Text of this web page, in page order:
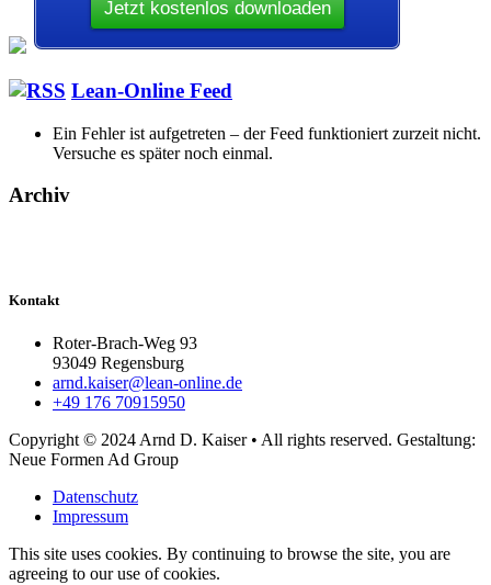
Lean-Online Feed
Ein Fehler ist aufgetreten – der Feed funktioniert zurzeit nicht.
Versuche es später noch einmal.
Archiv
Kontakt
Roter-Brach-Weg 93
93049 Regensburg
arnd.kaiser@lean-online.de
+49 176 70915950
Copyright © 2024 Arnd D. Kaiser • All rights reserved. Gestaltung:
Neue Formen Ad Group
Datenschutz
Impressum
This site uses cookies. By continuing to browse the site, you are
agreeing to our use of cookies.